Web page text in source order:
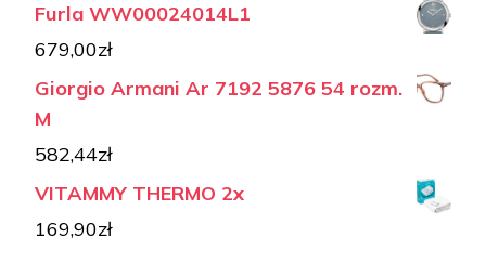
Furla WW00024014L1
679,00zł
Giorgio Armani Ar 7192 5876 54 rozm.
M
582,44zł
VITAMMY THERMO 2x
169,90zł